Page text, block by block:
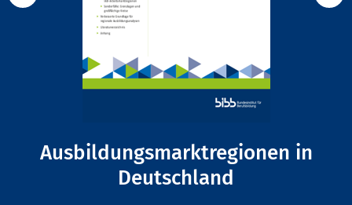
Ausbildungsmarktregionen in
Deutschland